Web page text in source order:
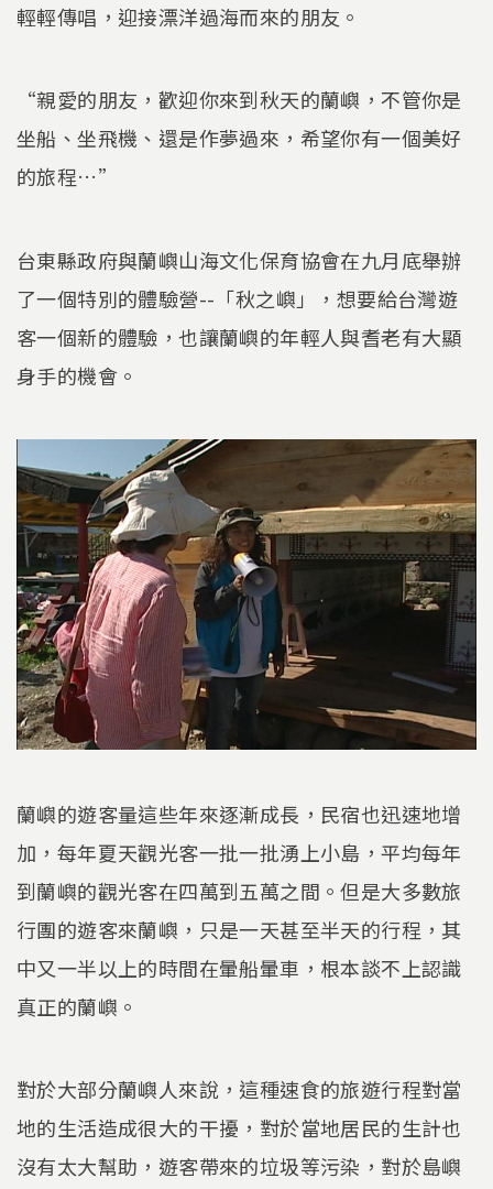
輕輕傳唱，迎接漂洋過海而來的朋友。
“親愛的朋友，歡迎你來到秋天的蘭嶼，不管你是
坐船、坐飛機、還是作夢過來，希望你有一個美好
的旅程…”
台東縣政府與蘭嶼山海文化保育協會在九月底舉辦
了一個特別的體驗營--「秋之嶼」，想要給台灣遊
客一個新的體驗，也讓蘭嶼的年輕人與耆老有大顯
身手的機會。
蘭嶼的遊客量這些年來逐漸成長，民宿也迅速地增
加，每年夏天觀光客一批一批湧上小島，平均每年
到蘭嶼的觀光客在四萬到五萬之間。但是大多數旅
行團的遊客來蘭嶼，只是一天甚至半天的行程，其
中又一半以上的時間在暈船暈車，根本談不上認識
真正的蘭嶼。
對於大部分蘭嶼人來說，這種速食的旅遊行程對當
地的生活造成很大的干擾，對於當地居民的生計也
沒有太大幫助，遊客帶來的垃圾等污染，對於島嶼